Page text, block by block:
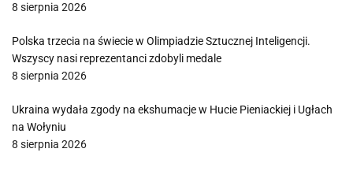
8 sierpnia 2026
Polska trzecia na świecie w Olimpiadzie Sztucznej Inteligencji.
Wszyscy nasi reprezentanci zdobyli medale
8 sierpnia 2026
Ukraina wydała zgody na ekshumacje w Hucie Pieniackiej i Ugłach
na Wołyniu
8 sierpnia 2026